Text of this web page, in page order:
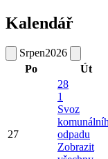
Kalendář
Srpen2026
Po
Út
27
28
1
Svoz
odpadu
Zobrazit